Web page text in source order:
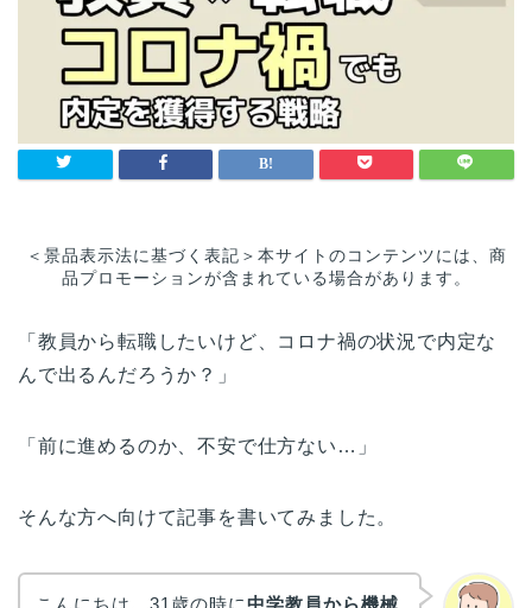
＜景品表示法に基づく表記＞本サイトのコンテンツには、商
品プロモーションが含まれている場合があります。
「教員から転職したいけど、コロナ禍の状況で内定な
んで出るんだろうか？」
「前に進めるのか、不安で仕方ない…」
そんな方へ向けて記事を書いてみました。
こんにちは、31歳の時に中学教員から機械